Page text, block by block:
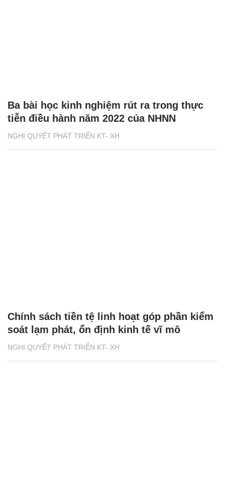
NGHỊ QUYẾT PHÁT TRIỂN KT- XH
Ba bài học kinh nghiệm rút ra trong thực
tiễn điều hành năm 2022 của NHNN
NGHỊ QUYẾT PHÁT TRIỂN KT- XH
Chính sách tiền tệ linh hoạt góp phần kiểm
soát lạm phát, ổn định kinh tế vĩ mô